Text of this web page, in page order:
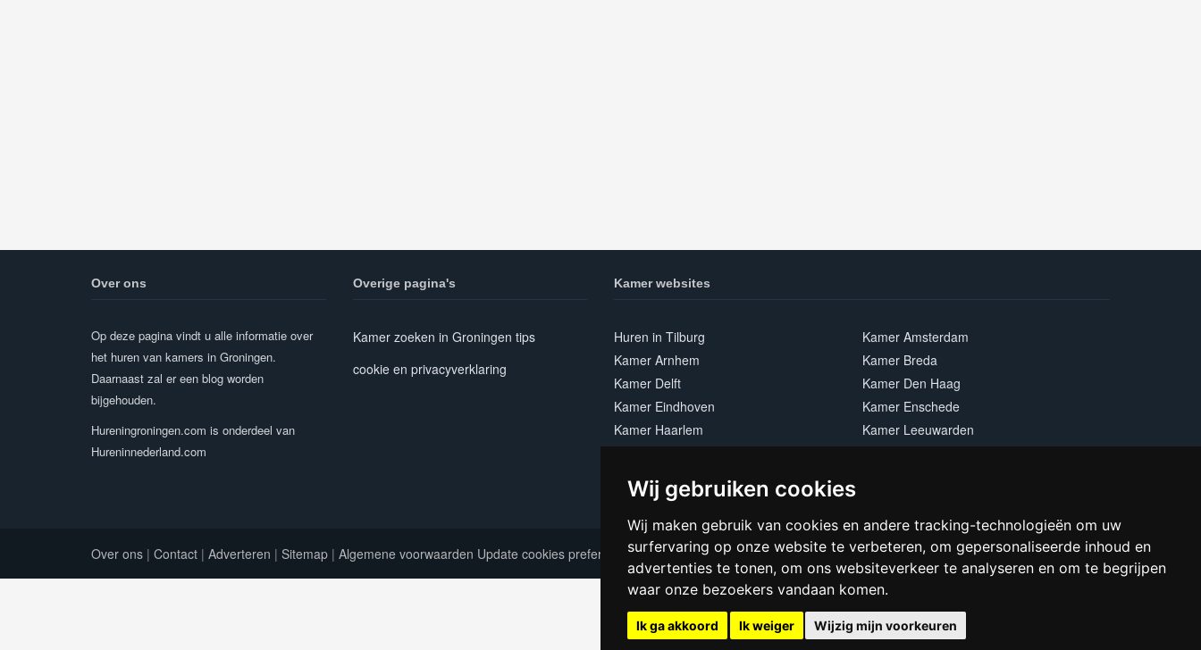
Wij gebruiken cookies
Wij maken gebruik van cookies en andere tracking-technologieën om uw
surfervaring op onze website te verbeteren, om gepersonaliseerde inhoud en
advertenties te tonen, om ons websiteverkeer te analyseren en om te begrijpen
waar onze bezoekers vandaan komen.
Ik ga akkoord Ik weiger Wijzig mijn voorkeuren
Over ons
Op deze pagina vindt u alle informatie over
het huren van kamers in Groningen.
Daarnaast zal er een blog worden
bijgehouden.
Hureningroningen.com is onderdeel van
Hureninnederland.com
Overige pagina's
Kamer zoeken in Groningen tips
cookie en privacyverklaring
Kamer websites
Huren in Tilburg
Kamer Amsterdam
Kamer Arnhem
Kamer Breda
Kamer Delft
Kamer Den Haag
Kamer Eindhoven
Kamer Enschede
Kamer Haarlem
Kamer Leeuwarden
Kamer Nijmegen
Kamer Utrecht
Over ons | Contact | Adverteren | Sitemap | Algemene voorwaarden Update cookies preferences